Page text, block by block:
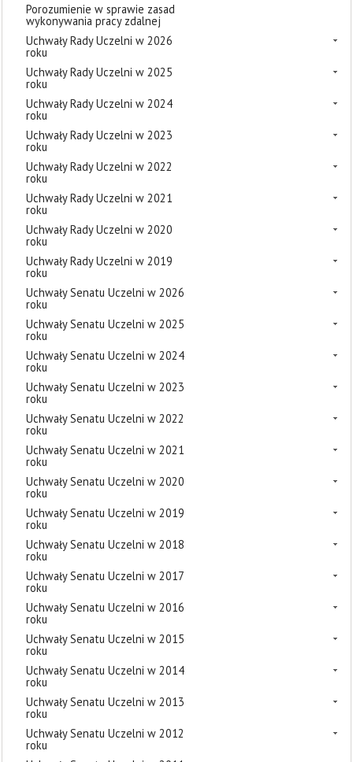
Porozumienie w sprawie zasad
wykonywania pracy zdalnej
Uchwały Rady Uczelni w 2026
roku
Uchwały Rady Uczelni w 2025
roku
Uchwały Rady Uczelni w 2024
roku
Uchwały Rady Uczelni w 2023
roku
Uchwały Rady Uczelni w 2022
roku
Uchwały Rady Uczelni w 2021
roku
Uchwały Rady Uczelni w 2020
roku
Uchwały Rady Uczelni w 2019
roku
Uchwały Senatu Uczelni w 2026
roku
Uchwały Senatu Uczelni w 2025
roku
Uchwały Senatu Uczelni w 2024
roku
Uchwały Senatu Uczelni w 2023
roku
Uchwały Senatu Uczelni w 2022
roku
Uchwały Senatu Uczelni w 2021
roku
Uchwały Senatu Uczelni w 2020
roku
Uchwały Senatu Uczelni w 2019
roku
Uchwały Senatu Uczelni w 2018
roku
Uchwały Senatu Uczelni w 2017
roku
Uchwały Senatu Uczelni w 2016
roku
Uchwały Senatu Uczelni w 2015
roku
Uchwały Senatu Uczelni w 2014
roku
Uchwały Senatu Uczelni w 2013
roku
Uchwały Senatu Uczelni w 2012
roku